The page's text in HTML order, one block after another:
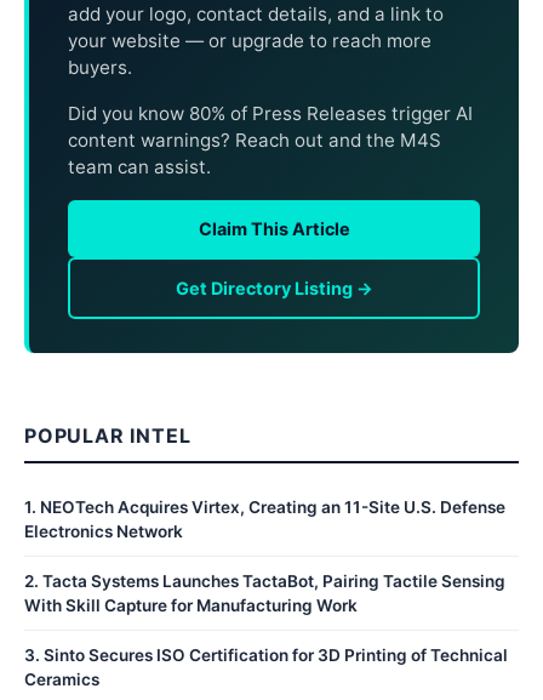
add your logo, contact details, and a link to
your website — or upgrade to reach more
buyers.
Did you know 80% of Press Releases trigger AI
content warnings? Reach out and the M4S
team can assist.
Claim This Article
Get Directory Listing →
POPULAR INTEL
1. NEOTech Acquires Virtex, Creating an 11-Site U.S. Defense
Electronics Network
2. Tacta Systems Launches TactaBot, Pairing Tactile Sensing
With Skill Capture for Manufacturing Work
3. Sinto Secures ISO Certification for 3D Printing of Technical
Ceramics